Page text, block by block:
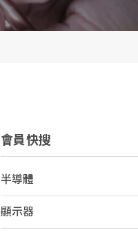
會員快搜
半導體
顯示器